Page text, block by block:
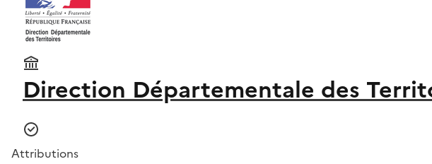
Direction Départementale des
Attributions